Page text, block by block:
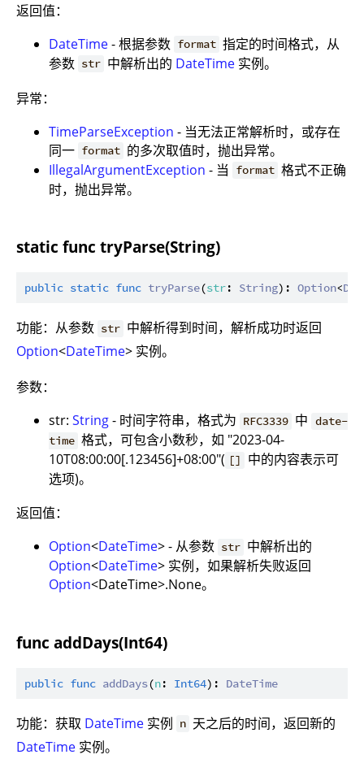
返回值：
DateTime- 根据参数 format 指定的时间格式，从
参数 str 中解析出的 DateTime 实例。
异常：
TimeParseException - 当无法正常解析时，或存在
同一 format 的多次取值时，抛出异常。
IllegalArgumentException - 当 format 格式不正确
时，抛出异常。
static func tryParse(String)
public static func tryParse(str: String): Option<
功能：从参数 str 中解析得到时间，解析成功时返回
Option<DateTime> 实例。
参数：
str: String- 时间字符串，格式为 RFC3339 中 date-
time 格式，可包含小数秒，如 "2023-04-
10T08:00:00[.123456]+08:00"( []
中的内容表示可
选项)。
返回值：
Option<DateTime> - 从参数 str 中解析出的
Option<DateTime> 实例，如果解析失败返回
Option<DateTime>.None。
func addDays(Int64)
public func addDays(n: Int64): DateTime
功能：获取 DateTime 实例 n 天之后的时间，返回新的
DateTime 实例。